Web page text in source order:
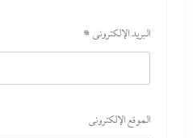
البريد الإلكتروني *
الموقع الإلكتروني
8 أغسطس، 2026